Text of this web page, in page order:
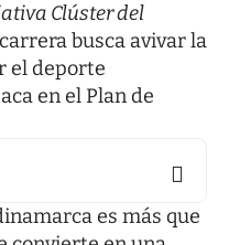
Clúster del
busca avivar la
el deporte
en el Plan de
es más que